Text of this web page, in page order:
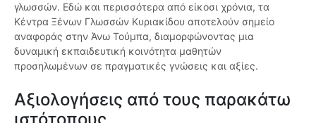
γλωσσών. Εδώ και περισσότερα από είκοσι χρόνια, τα
Κέντρα Ξένων Γλωσσών Κυριακίδου αποτελούν σημείο
αναφοράς στην Άνω Τούμπα, διαμορφώνοντας μια
δυναμική εκπαιδευτική κοινότητα μαθητών
προσηλωμένων σε πραγματικές γνώσεις και αξίες.
Αξιολογήσεις από τους παρακάτω